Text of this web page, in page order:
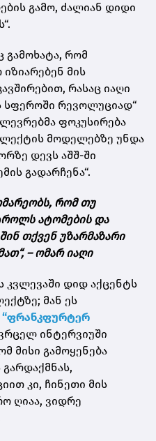
გამო, ძალიან დიდი
გამოხატა, რომ
მის
რასაც იაღი
რევოლუციად“
ფოკუსირება
მოდელებზე უნდა
დევს აშშ-ში
გადარჩენა“.
რომ თუ
ატომების და
თქვენ უზარმაზარი
– ომარ იაღი
კვლევაში დიდ აქცენტს
მან ეს
ინტერვიუში
მისი გამოყენება
კი, ჩინეთი მის
ღიაა, ვიდრე